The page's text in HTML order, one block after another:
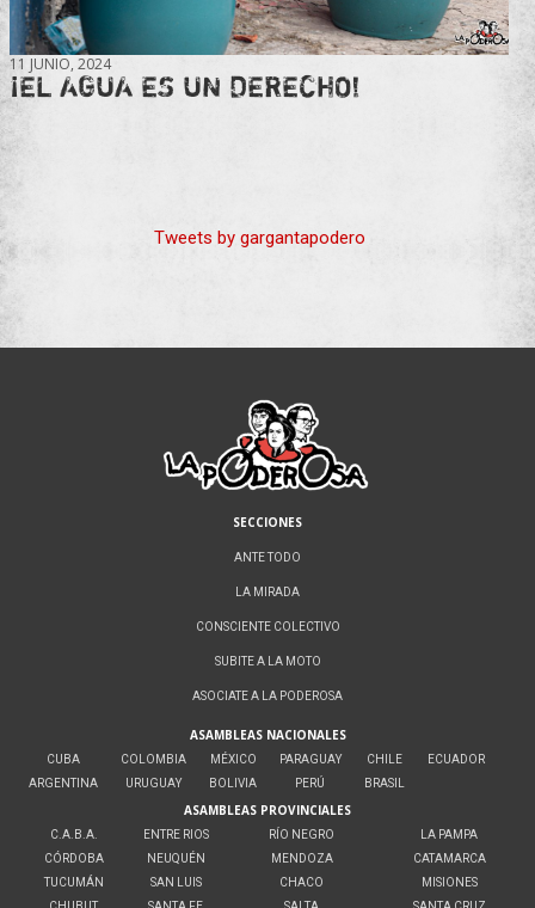
11 JUNIO, 2024
¡EL AGUA ES UN DERECHO!
Tweets by gargantapodero
SECCIONES
ANTE TODO
LA MIRADA
CONSCIENTE COLECTIVO
SUBITE A LA MOTO
ASOCIATE A LA PODEROSA
ASAMBLEAS NACIONALES
CUBA
ARGENTINA
COLOMBIA
URUGUAY
MÉXICO
BOLIVIA
PARAGUAY
PERÚ
CHILE
BRASIL
ECUADOR
ASAMBLEAS PROVINCIALES
C.A.B.A.
CÓRDOBA
TUCUMÁN
ENTRE RIOS
NEUQUÉN
SAN LUIS
RÍO NEGRO
MENDOZA
CHACO
LA PAMPA
CATAMARCA
MISIONES